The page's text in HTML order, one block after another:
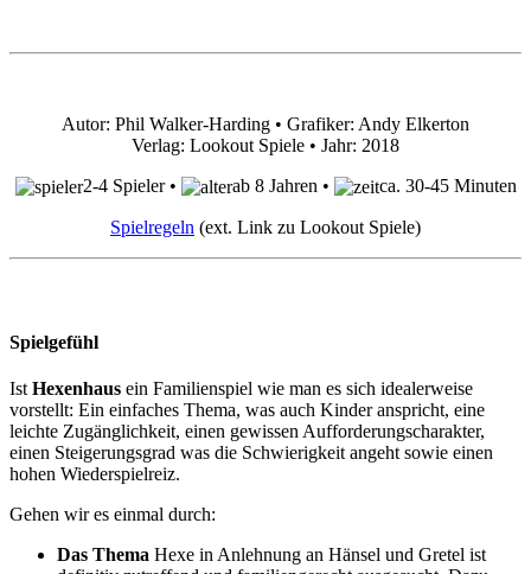
Autor: Phil Walker-Harding • Grafiker: Andy Elkerton
Verlag: Lookout Spiele • Jahr: 2018
2-4 Spieler •
ab 8 Jahren • ca. 30-45 Minuten
Spielregeln (ext. Link zu Lookout Spiele)
Spielgefühl
Ist Hexenhaus ein Familienspiel wie man es sich idealerweise
vorstellt: Ein einfaches Thema, was auch Kinder anspricht, eine
leichte Zugänglichkeit, einen gewissen Aufforderungscharakter,
einen Steigerungsgrad was die Schwierigkeit angeht sowie einen
hohen Wiederspielreiz.
Gehen wir es einmal durch:
Das Thema Hexe in Anlehnung an Hänsel und Gretel ist